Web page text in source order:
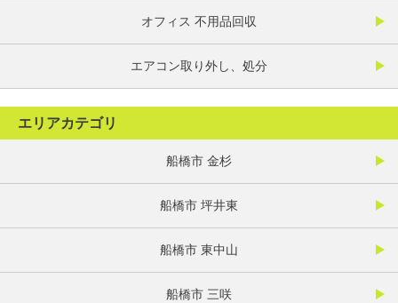
オフィス 不用品回収
エアコン取り外し、処分
エリアカテゴリ
船橋市 金杉
船橋市 坪井東
船橋市 東中山
船橋市 三咲